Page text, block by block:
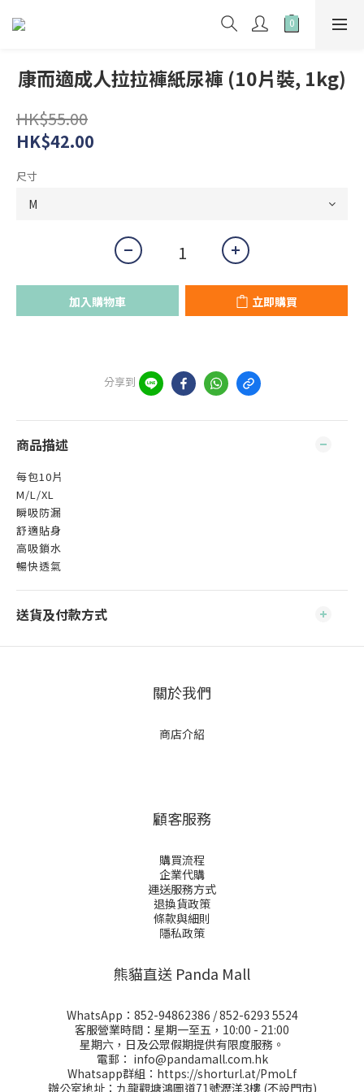
康而適成人拉拉褲紙尿褲 (10片裝, 1kg)
HK$55.00
HK$42.00
尺寸
加入購物車 立即購買
分享到
商品描述
每包10片
M/L/XL
瞬吸防漏
舒適貼身
高吸鎖水
暢快透氣
送貨及付款方式
關於我們
商店介紹
顧客服務
購買流程
企業代購
運送服務方式
退換貨政策
條款與細則
隱私政策
熊貓直送 Panda Mall
WhatsApp： 852-94862386 /852-6293 5524
客服營業時間：星期一至五，10:00 - 21:00
星期六，日及公眾假期提供有限度服務。
電郵： info@pandamall.com.hk
Whatsapp群組： https://shorturl.at/PmoLf
辦公室地址：九龍觀塘鴻圖道71號瀝洋3樓 (不設門市)